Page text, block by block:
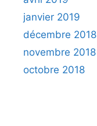
janvier 2019
décembre 2018
novembre 2018
octobre 2018